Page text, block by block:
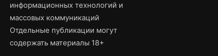
информационных технологий и
массовых коммуникаций
Отдельные публикации могут
содержать материалы 18+